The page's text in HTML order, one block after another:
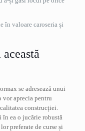
valoare caroseria și
se adresează unui
vor aprecia pentru
construcției.
în ea o jucărie robustă
preferate de curse și